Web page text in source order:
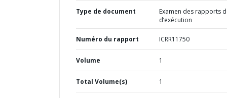
Type de document
Examen des rapports
d’exécution
Numéro du rapport ICRR11750
Volume 1
Total Volume(s) 1